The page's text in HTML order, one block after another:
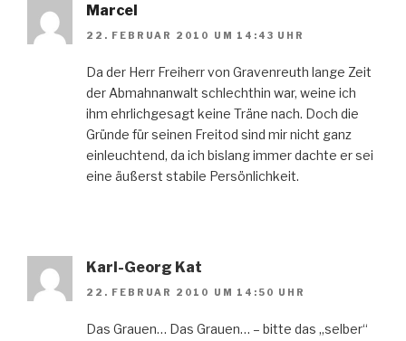
Marcel
22. FEBRUAR 2010 UM 14:43 UHR
Da der Herr Freiherr von Gravenreuth lange Zeit
der Abmahnanwalt schlechthin war, weine ich
ihm ehrlichgesagt keine Träne nach. Doch die
Gründe für seinen Freitod sind mir nicht ganz
einleuchtend, da ich bislang immer dachte er sei
eine äußerst stabile Persönlichkeit.
Karl-Georg Kat
22. FEBRUAR 2010 UM 14:50 UHR
Das Grauen… Das Grauen… – bitte das „selber“